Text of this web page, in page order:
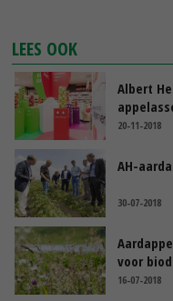
LEES OOK
Albert
20-11-2018
AH-
30-07-2018
voor
16-07-2018